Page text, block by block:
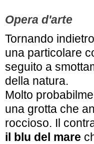
Opera d'arte
Tornando
una particolare
seguito a
della natura.
Molto
una grotta che
roccioso. Il
il blu del mare